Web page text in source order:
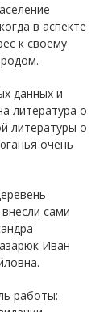
в аспекте
к своему
данных и
литература о
литературы о
очень
сами
Иван
работы: